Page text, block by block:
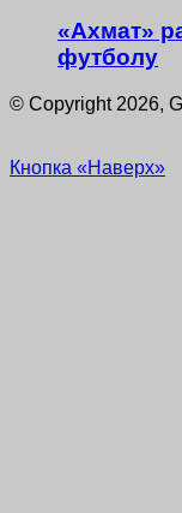
«Ахмат»
футболу
© Copyright 2026,
Кнопка «Наверх»